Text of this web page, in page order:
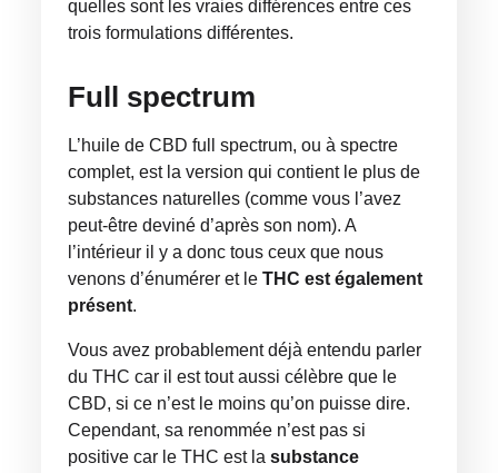
quelles sont les vraies différences entre ces
trois formulations différentes.
Full spectrum
L’huile de CBD full spectrum, ou à spectre
complet, est la version qui contient le plus de
substances naturelles (comme vous l’avez
peut-être deviné d’après son nom). A
l’intérieur il y a donc tous ceux que nous
venons d’énumérer et leTHC est également
présent.
Vous avez probablement déjà entendu parler
du THC car il est tout aussi célèbre que le
CBD, si ce n’est le moins qu’on puisse dire.
Cependant, sa renommée n’est pas si
positive car le THC est lasubstance